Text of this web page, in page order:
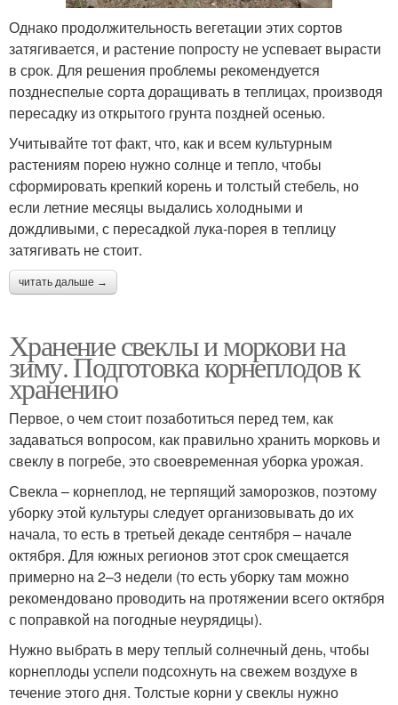
Однако продолжительность вегетации этих сортов
затягивается, и растение попросту не успевает вырасти
в срок. Для решения проблемы рекомендуется
позднеспелые сорта доращивать в теплицах, производя
пересадку из открытого грунта поздней осенью.
Учитывайте тот факт, что, как и всем культурным
растениям порею нужно солнце и тепло, чтобы
сформировать крепкий корень и толстый стебель, но
если летние месяцы выдались холодными и
дождливыми, с пересадкой лука-порея в теплицу
затягивать не стоит.
читать дальше →
Хранение свеклы и моркови на
зиму. Подготовка корнеплодов к
хранению
Первое, о чем стоит позаботиться перед тем, как
задаваться вопросом, как правильно хранить морковь и
свеклу в погребе, это своевременная уборка урожая.
Свекла – корнеплод, не терпящий заморозков, поэтому
уборку этой культуры следует организовывать до их
начала, то есть в третьей декаде сентября – начале
октября. Для южных регионов этот срок смещается
примерно на 2–3 недели (то есть уборку там можно
рекомендовано проводить на протяжении всего октября
с поправкой на погодные неурядицы).
Нужно выбрать в меру теплый солнечный день, чтобы
корнеплоды успели подсохнуть на свежем воздухе в
течение этого дня. Толстые корни у свеклы нужно